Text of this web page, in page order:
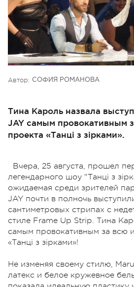
Автор: СОФИЯ РОМАНОВА
Тина Кароль назвала
JAY самым провокативным
проекта «Танці з зірками».
Вчера, 25 августа, прошел
легендарного шоу "Танці з
ожидаемая среди зрителей
JAY почти в полночь
сантиметровых стрипах с
стиле Frame Up Strip. Тина
самым провокативным за всю
«Танці з зірками»!
Не изменяя своему стилю,
латекс и белое кружевное